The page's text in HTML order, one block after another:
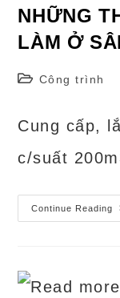
NHỮNG
LÀM Ở
PostCông trình
Cung cấp,
c/suất
Continue Reading
Ở